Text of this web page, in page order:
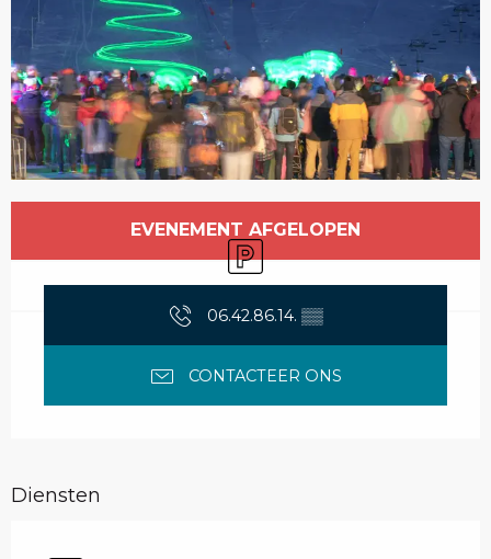
Openingstijden en contactgegevens
EVENEMENT AFGELOPEN
Parkeerplaats
06.42.86.14. ▒▒
CONTACTEER ONS
Diensten